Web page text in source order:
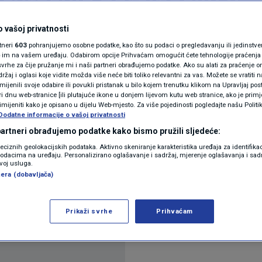
N1(DIS)INFO
FOTO
VIDEO
energetsku sigurnost, ali izaziva zabrinutost
rizika i napetosti s pravilima EU-a o klimi i
vašoj privatnosti
603 pohranjujemo osobne podatke, kao što su podaci o pregledavanju ili
na vašem uređaju. Odabirom opcije Prihvaćam omogućit ćete tehnologije praćenja
za čije pružanje mi i naši partneri obrađujemo podatke. Ako su alati za praćenje
i oglasi koje vidite možda više neće biti toliko relevantni za vas. Možete se vratiti
svoje odabire ili povukli pristanak u bilo kojem trenutku klikom na Upravljaj
dnu web-stranice [ili plutajuće ikone u donjem lijevom kutu web stranice, ako je
kako je opisano u dijelu Web-mjesto. Za više pojedinosti pogledajte našu
informacije o vašoj privatnosti
obrađujemo podatke kako bismo pružili sljedeće:
geolokacijskih podataka. Aktivno skeniranje karakteristika uređaja za
na uređaju. Personalizirano oglašavanje i sadržaj, mjerenje oglašavanja i
usluga.
(dobavljača)
Prikaži svrhe Prihvaćam